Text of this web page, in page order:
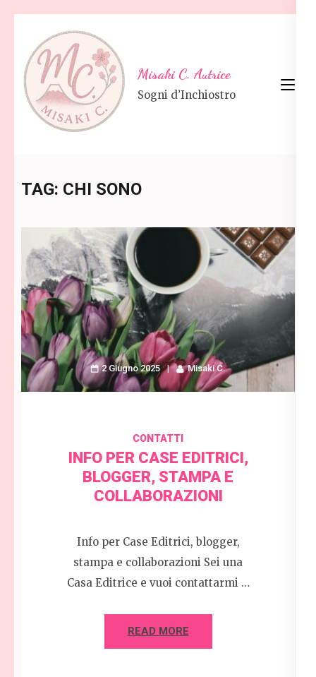
content
(Press
Enter)
Misaki C. Autrice
Sogni d’Inchiostro
TAG: CHI SONO
2 Giugno 2025 Misaki C.
CONTATTI
INFO PER CASE EDITRICI,
BLOGGER, STAMPA E
COLLABORAZIONI
Info per Case Editrici, blogger,
stampa e collaborazioni Sei una
Casa Editrice e vuoi contattarmi …
READ MORE